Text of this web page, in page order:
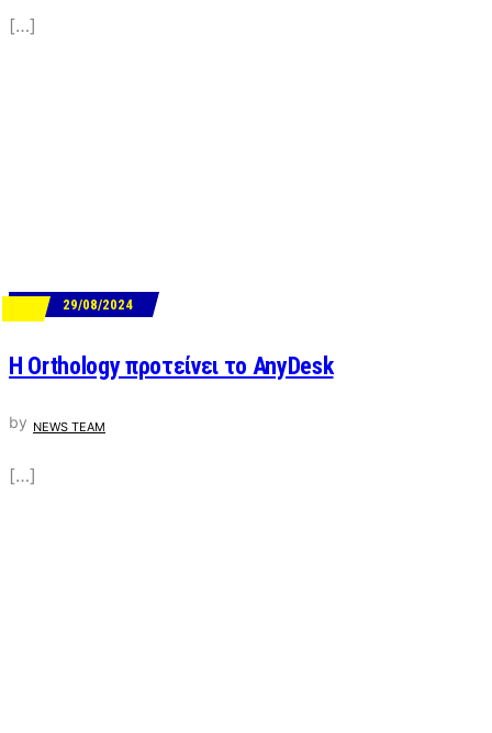
[…]
29/08/2024
Η Orthology προτείνει το AnyDesk
by NEWS TEAM
[…]